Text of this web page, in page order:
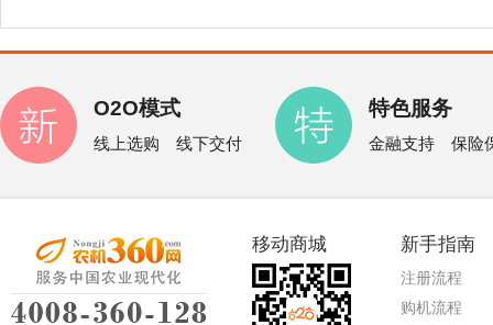
O2O模式
线上选购 线下交付
特色服务
金融支持 保险
移动商城 新手指南
注册流程
购机流程